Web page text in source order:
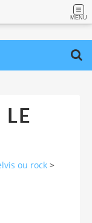
MENU
LE
ou rock >